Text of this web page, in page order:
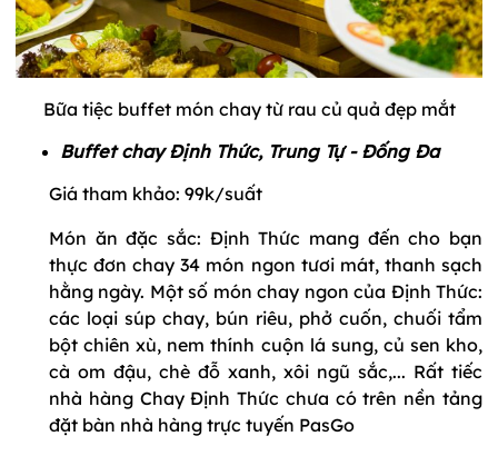
Bữa tiệc buffet món chay từ rau củ quả đẹp mắt
Buffet chay Định Thức, Trung Tự - Đống Đa
Giá tham khảo: 99k/suất
Món ăn đặc sắc: Định Thức mang đến cho bạn
thực đơn chay 34 món ngon tươi mát, thanh sạch
hằng ngày. Một số món chay ngon của Định Thức:
các loại súp chay, bún riêu, phở cuốn, chuối tẩm
bột chiên xù, nem thính cuộn lá sung, củ sen kho,
cà om đậu, chè đỗ xanh, xôi ngũ sắc,... Rất tiếc
nhà hàng Chay Định Thức chưa có trên nền tảng
đặt bàn nhà hàng trực tuyến PasGo